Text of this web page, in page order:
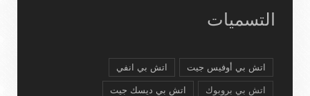
التسميات
اتش بي أوفيس جيت اتش بي انفي
اتش بي بروبوك اتش بي ديسك جيت